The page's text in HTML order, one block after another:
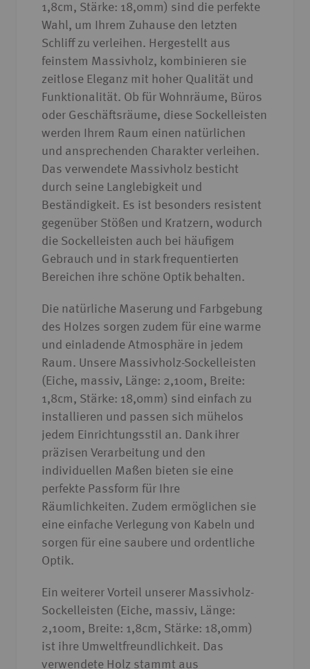
1,8cm, Stärke: 18,0mm) sind die perfekte
Wahl, um Ihrem Zuhause den letzten
Schliff zu verleihen. Hergestellt aus
feinstem Massivholz, kombinieren sie
zeitlose Eleganz mit hoher Qualität und
Funktionalität. Ob für Wohnräume, Büros
oder Geschäftsräume, diese Sockelleisten
werden Ihrem Raum einen natürlichen
und ansprechenden Charakter verleihen.
Das verwendete Massivholz besticht
durch seine Langlebigkeit und
Beständigkeit. Es ist besonders resistent
gegenüber Stößen und Kratzern, wodurch
die Sockelleisten auch bei häufigem
Gebrauch und in stark frequentierten
Bereichen ihre schöne Optik behalten.
Die natürliche Maserung und Farbgebung
des Holzes sorgen zudem für eine warme
und einladende Atmosphäre in jedem
Raum. Unsere Massivholz-Sockelleisten
(Eiche, massiv, Länge: 2,100m, Breite:
1,8cm, Stärke: 18,0mm) sind einfach zu
installieren und passen sich mühelos
jedem Einrichtungsstil an. Dank ihrer
präzisen Verarbeitung und den
individuellen Maßen bieten sie eine
perfekte Passform für Ihre
Räumlichkeiten. Zudem ermöglichen sie
eine einfache Verlegung von Kabeln und
sorgen für eine saubere und ordentliche
Optik.
Ein weiterer Vorteil unserer Massivholz-
Sockelleisten (Eiche, massiv, Länge:
2,100m, Breite: 1,8cm, Stärke: 18,0mm)
ist ihre Umweltfreundlichkeit. Das
verwendete Holz stammt aus